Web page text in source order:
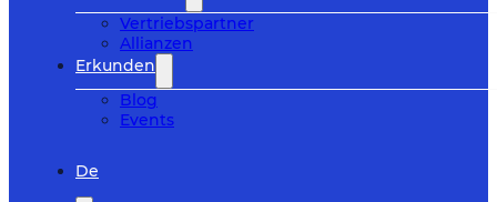
Vertriebspartner
Allianzen
Erkunden
Blog
Events
De